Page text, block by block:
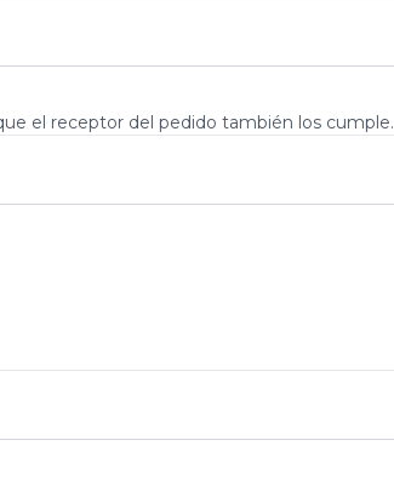
el receptor del pedido también los cumple.